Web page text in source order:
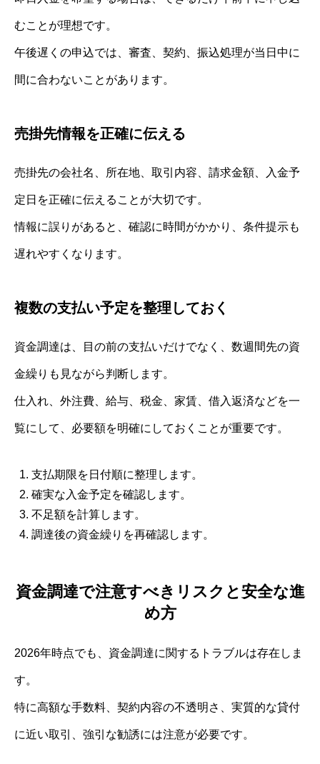
むことが理想です。
午後遅くの申込では、審査、契約、振込処理が当日中に
間に合わないことがあります。
売掛先情報を正確に伝える
売掛先の会社名、所在地、取引内容、請求金額、入金予
定日を正確に伝えることが大切です。
情報に誤りがあると、確認に時間がかかり、条件提示も
遅れやすくなります。
複数の支払い予定を整理しておく
資金調達は、目の前の支払いだけでなく、数週間先の資
金繰りも見ながら判断します。
仕入れ、外注費、給与、税金、家賃、借入返済などを一
覧にして、必要額を明確にしておくことが重要です。
支払期限を日付順に整理します。
確実な入金予定を確認します。
不足額を計算します。
調達後の資金繰りを再確認します。
資金調達で注意すべきリスクと安全な進
め方
2026年時点でも、資金調達に関するトラブルは存在しま
す。
特に高額な手数料、契約内容の不透明さ、実質的な貸付
に近い取引、強引な勧誘には注意が必要です。